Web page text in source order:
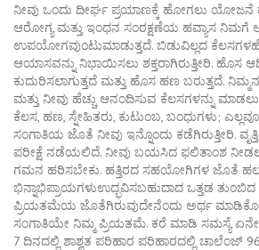
ನೀವು ಒಂದು ದೀರ್ಘ ಪ್ರಯಾಣಕ್ಕೆ ಹೋಗಲು ಯೋಜನೆ
ಆರೋಗ್ಯ ಮತ್ತು ಇಂಧನ ಸಂರಕ್ಷಣೆಯ ಹವ್ಯಾಸ ನಿಮಗೆ
ಉಪಯೋಗವುಂಟುಮಾಡುತ್ತದೆ. ಬಿಡುವಿಲ್ಲದ
ಆಯಾಸವನ್ನು ನಿಭಾಯಿಸಲು ಶಕ್ತರಾಗಿರುತ್ತೀರಿ. ಹೊಸ
ಕುದುರಿಸಲಾಗುತ್ತದೆ ಮತ್ತು ಹೊಸ ಹಣ ಬರುತ್ತದೆ.
ಮತ್ತು ನೀವು ಹೆಚ್ಚು ಆನಂದಿಸುವ ಕೆಲಸಗಳನ್ನು
ಕೆಲಸ, ಹಣ, ಸ್ನೇಹಿತರು, ಕುಟುಂಬ, ಬಂಧುಗಳು;
ಸಂಗಾತಿಯ ಜೊತೆ ನೀವು ಇನ್ನೊಂದು ಕಡೆಗಿರುತ್ತೀರಿ.
ಪರೀಕ್ಷೆ ನಡೆಯಲಿದೆ. ನೀವು ಬಯಸಿದ ಫಲಿತಾಂಶ
ಗಮನ ಹರಿಸಬೇಕು. ಹತ್ತಿರದ ಸಹಯೋಗಿಗಳ ಜೊತೆ
ಭಿನ್ನಾಭಿಪ್ರಾಯಗಳುಉದ್ಭವಿಸಬಹುದಾದ ಒತ್ತಡ ತುಂಬಿದ
ಪ್ರಿಯತಮೆಯ ಜೊತೆಗಿರುವುದೇನೆಂದು ಅರ್ಥ
ಸಂಗಾತಿಯೇ ನಿಮ್ಮ ಪ್ರಿಯತಮೆ. ಕರೆ ಮಾಡಿ ಸಮಸ್ಯೆ
7 ದಿನದಲ್ಲಿ ಶಾಶ್ವತ ಪರಿಹಾರ ಪರಿಹಾರದಲ್ಲಿ ಚಾಲೆಂಜ್